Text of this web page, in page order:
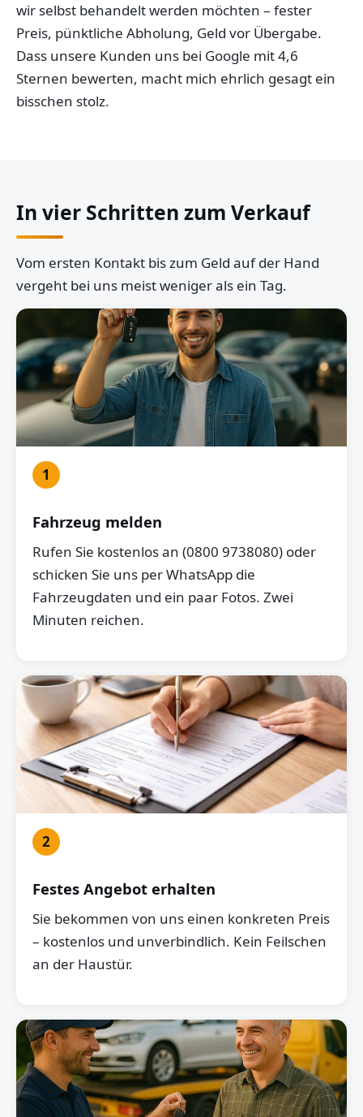
wir selbst behandelt werden möchten – fester
Preis, pünktliche Abholung, Geld vor Übergabe.
Dass unsere Kunden uns bei Google mit 4,6
Sternen bewerten, macht mich ehrlich gesagt ein
bisschen stolz.
In vier Schritten zum Verkauf
Vom ersten Kontakt bis zum Geld auf der Hand
vergeht bei uns meist weniger als ein Tag.
1
Fahrzeug melden
Rufen Sie kostenlos an (0800 9738080) oder
schicken Sie uns per WhatsApp die
Fahrzeugdaten und ein paar Fotos. Zwei
Minuten reichen.
2
Festes Angebot erhalten
Sie bekommen von uns einen konkreten Preis
– kostenlos und unverbindlich. Kein Feilschen
an der Haustür.